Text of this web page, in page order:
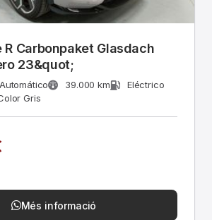
R Carbonpaket Glasdach
23&quot;
Automático 39.000 km
Eléctrico
Gris
Més informació